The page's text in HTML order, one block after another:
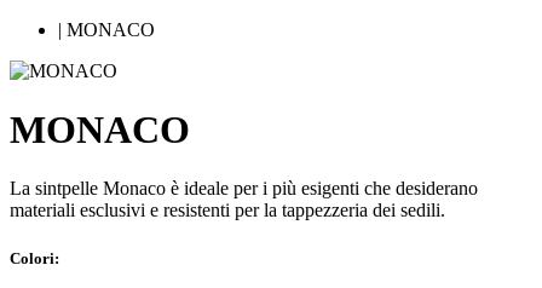
| MONACO
MONACO
La sintpelle Monaco è ideale per i più esigenti che desiderano
materiali esclusivi e resistenti per la tappezzeria dei sedili.
Colori: